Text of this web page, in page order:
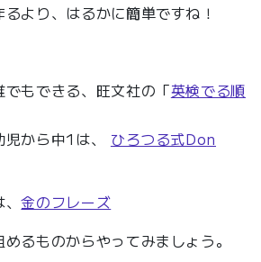
より、はるかに簡単ですね！
もできる、旺文社の「英検でる順
から中1は、 ひろつる式Don
、金のフレーズ
るものからやってみましょう。